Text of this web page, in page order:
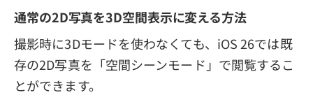
通常の2D写真を3D空間表示に変える方法
撮影時に3Dモードを使わなくても、iOS 26では既
存の2D写真を「空間シーンモード」で閲覧するこ
とができます。